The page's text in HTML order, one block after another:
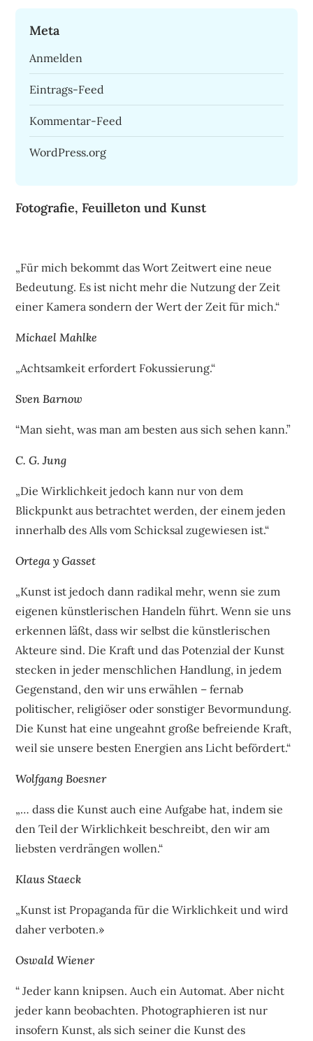
Meta
Anmelden
Eintrags-Feed
Kommentar-Feed
WordPress.org
Fotografie, Feuilleton und Kunst
„Für mich bekommt das Wort Zeitwert eine neue
Bedeutung. Es ist nicht mehr die Nutzung der Zeit
einer Kamera sondern der Wert der Zeit für mich.“
Michael Mahlke
„Achtsamkeit erfordert Fokussierung.“
Sven Barnow
“Man sieht, was man am besten aus sich sehen kann.”
C. G. Jung
„Die Wirklichkeit jedoch kann nur von dem
Blickpunkt aus betrachtet werden, der einem jeden
innerhalb des Alls vom Schicksal zugewiesen ist.“
Ortega y Gasset
„Kunst ist jedoch dann radikal mehr, wenn sie zum
eigenen künstlerischen Handeln führt. Wenn sie uns
erkennen läßt, dass wir selbst die künstlerischen
Akteure sind. Die Kraft und das Potenzial der Kunst
stecken in jeder menschlichen Handlung, in jedem
Gegenstand, den wir uns erwählen – fernab
politischer, religiöser oder sonstiger Bevormundung.
Die Kunst hat eine ungeahnt große befreiende Kraft,
weil sie unsere besten Energien ans Licht befördert.“
Wolfgang Boesner
„… dass die Kunst auch eine Aufgabe hat, indem sie
den Teil der Wirklichkeit beschreibt, den wir am
liebsten verdrängen wollen.“
Klaus Staeck
„Kunst ist Propaganda für die Wirklichkeit und wird
daher verboten.»
Oswald Wiener
“ Jeder kann knipsen. Auch ein Automat. Aber nicht
jeder kann beobachten. Photographieren ist nur
insofern Kunst, als sich seiner die Kunst des